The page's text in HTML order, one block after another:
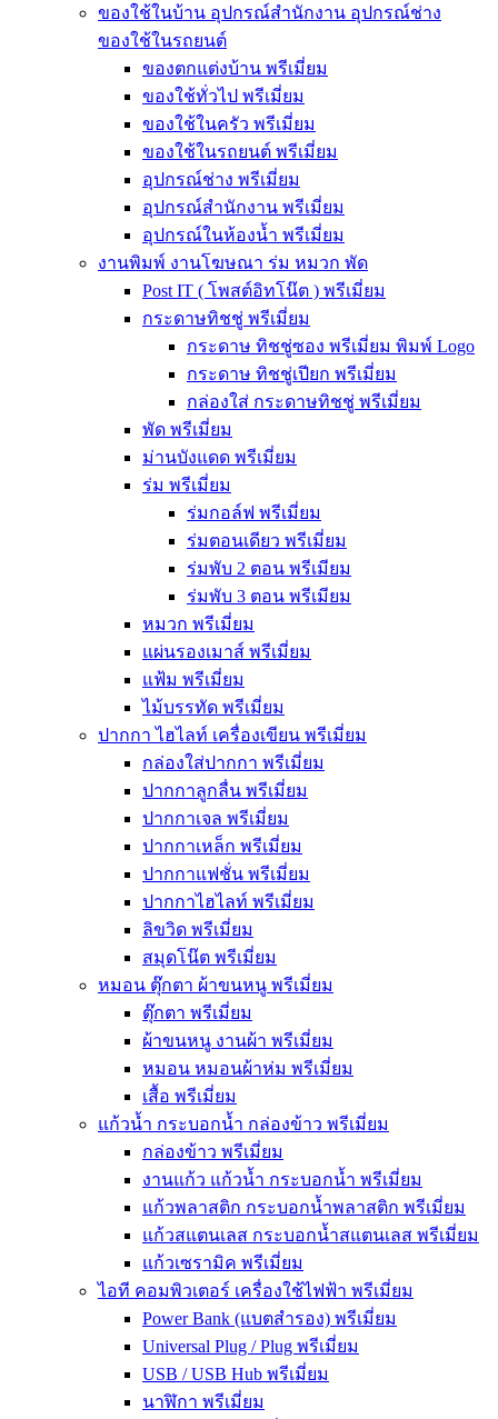
ของใช้ในบ้าน อุปกรณ์สำนักงาน อุปกรณ์ช่าง
ของใช้ในรถยนต์
ของตกแต่งบ้าน พรีเมี่ยม
ของใช้ทั่วไป พรีเมี่ยม
ของใช้ในครัว พรีเมี่ยม
ของใช้ในรถยนต์ พรีเมี่ยม
อุปกรณ์ช่าง พรีเมี่ยม
อุปกรณ์สำนักงาน พรีเมี่ยม
อุปกรณ์ในห้องน้ำ พรีเมี่ยม
งานพิมพ์ งานโฆษณา ร่ม หมวก พัด
Post IT ( โพสต์อิทโน๊ต ) พรีเมี่ยม
กระดาษทิชชู่ พรีเมี่ยม
กระดาษ ทิชชู่ซอง พรีเมี่ยม พิมพ์ Logo
กระดาษ ทิชชู่เปียก พรีเมี่ยม
กล่องใส่ กระดาษทิชชู่ พรีเมี่ยม
พัด พรีเมี่ยม
ม่านบังแดด พรีเมี่ยม
ร่ม พรีเมี่ยม
ร่มกอล์ฟ พรีเมี่ยม
ร่มตอนเดียว พรีเมี่ยม
ร่มพับ 2 ตอน พรีเมียม
ร่มพับ 3 ตอน พรีเมียม
หมวก พรีเมี่ยม
แผ่นรองเมาส์ พรีเมี่ยม
แฟ้ม พรีเมี่ยม
ไม้บรรทัด พรีเมี่ยม
ปากกา ไฮไลท์ เครื่องเขียน พรีเมี่ยม
กล่องใส่ปากกา พรีเมี่ยม
ปากกาลูกลื่น พรีเมี่ยม
ปากกาเจล พรีเมี่ยม
ปากกาเหล็ก พรีเมี่ยม
ปากกาแฟชั่น พรีเมี่ยม
ปากกาไฮไลท์ พรีเมี่ยม
ลิขวิด พรีเมี่ยม
สมุดโน๊ต พรีเมี่ยม
หมอน ตุ๊กตา ผ้าขนหนู พรีเมี่ยม
ตุ๊กตา พรีเมี่ยม
ผ้าขนหนู งานผ้า พรีเมี่ยม
หมอน หมอนผ้าห่ม พรีเมี่ยม
เสื้อ พรีเมี่ยม
แก้วน้ำ กระบอกน้ำ กล่องข้าว พรีเมี่ยม
กล่องข้าว พรีเมี่ยม
งานแก้ว แก้วน้ำ กระบอกน้ำ พรีเมี่ยม
แก้วพลาสติก กระบอกน้ำพลาสติก พรีเมี่ยม
แก้วสแตนเลส กระบอกน้ำสแตนเลส พรีเมี่ยม
แก้วเซรามิค พรีเมี่ยม
ไอที คอมพิวเตอร์ เครื่องใช้ไฟฟ้า พรีเมี่ยม
Power Bank (แบตสำรอง) พรีเมี่ยม
Universal Plug / Plug พรีเมี่ยม
USB / USB Hub พรีเมี่ยม
นาฬิกา พรีเมี่ยม